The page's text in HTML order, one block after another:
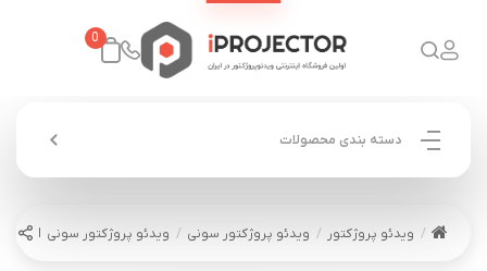
0
دسته بندی محصولات
ویدئو پروژکتور ویدئو پروژکتور سونی ویدئو پروژکتور سونی SONY VPL-DX221